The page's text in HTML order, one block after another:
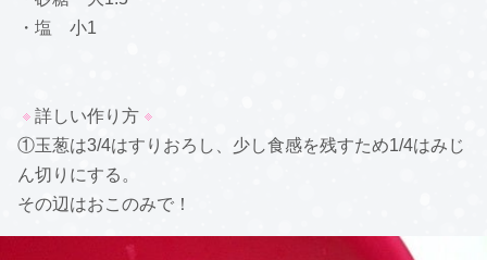
・塩 小1
詳しい作り方
①玉葱は3/4はすりおろし、少し食感を残すため1/4はみじ
ん切りにする。
その辺はおこのみで！